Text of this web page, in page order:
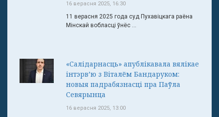
16 верасня 2025, 16:30
11 верасня 2025 года суд Пухавіцкага раёна
Мінскай вобласці ўнёс ...
«Салідарнасць» апублікавала вялікае
інтэрв’ю з Віталём Бандаруком:
новыя падрабязнасці пра Паўла
Севярынца
16 верасня 2025, 13:00